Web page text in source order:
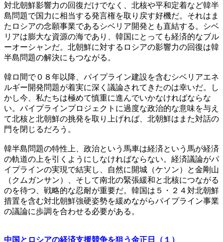
対北朝鮮影響力の回復だけでなく、北核や平和定着など韓半
島問題で国力に相当する発言権を取り戻す好機だ。それはま
たロシアの念願事業であるシベリア開発とも直結する。シベ
リアは膨大な資源の海であり、韓国にとっても経済的なブル
ーオーシャンだ。北朝鮮に対するロシアの影響力の回復は韓
半島問題の解決にもつながる。
韓ロ間で０８年以降、パイプライン建設を含むシベリアエネ
ルギー開発問題が着実に深く議論されてきたのは幸いだ。し
かし今、私たちは極めて慎重に進んでいかなければならな
い。パイプラインプロジェクトに過度な政治的な意味を与え
て北核と北朝鮮の挑発を取り上げれば、北朝鮮はまた対話の
門を閉じるだろう。
韓半島問題の特性上、政治という馬車は経済という馬が経済
の軌道の上を引くようにしなければならない。経済議論がパ
イプラインの実現で結実し、自然に開城（ケソン）と金剛山
（クムガンサン）、そして南北の緊張緩和と北核につながる
のを待つ、戦略的な忍耐が重要だ。韓国は５・２４対北朝鮮
措置を含む対北朝鮮強硬姿勢を緩めながらパイプライン事業
の議論に歩調を合わせる必要がある。
中国とロシアの経済支援競争を狙う金正日（１）